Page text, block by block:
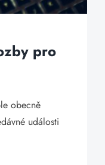
pro
obecně
události